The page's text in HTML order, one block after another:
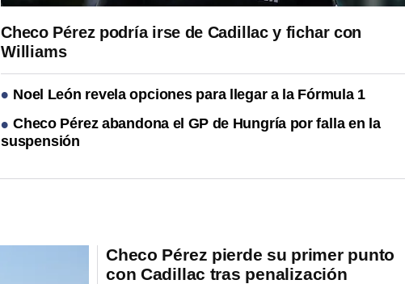
Checo Pérez podría irse de Cadillac y fichar con
Williams
Noel León revela opciones para llegar a la Fórmula 1
Checo Pérez abandona el GP de Hungría por falla en la
suspensión
Checo Pérez pierde su primer punto
con Cadillac tras penalización